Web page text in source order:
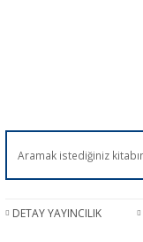
DETAY YAYINCILIK